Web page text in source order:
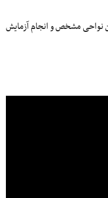
نواحی مشخص و انجام آزمایش